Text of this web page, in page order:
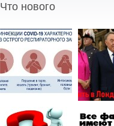
Что нового